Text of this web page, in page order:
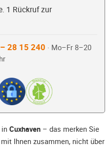
1 Rückruf zur
28 15 240 · Mo–Fr 8–20
Cuxhaven – das merken Sie
Ihnen zusammen, nicht über